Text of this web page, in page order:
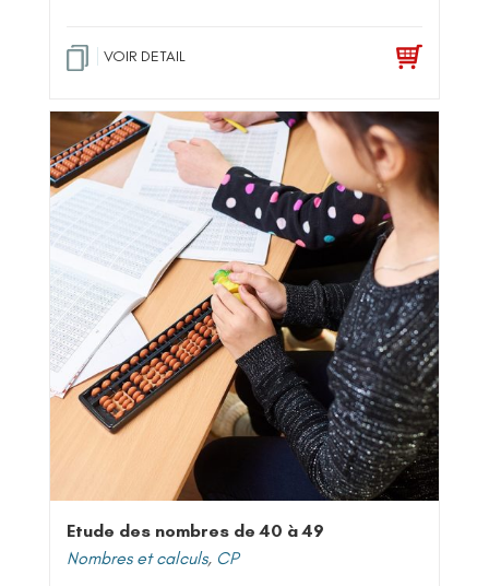
VOIR DETAIL
Etude des nombres de 40 à 49
Nombres et calculs, CP